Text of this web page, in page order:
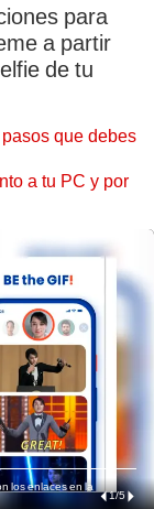
para
a partir
de tu
que debes
a tu PC y por
los enlaces en la
1/5